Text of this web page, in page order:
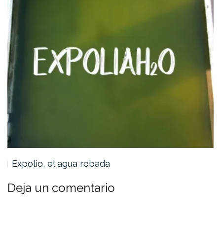
Expolio, el agua robada
Deja un comentario